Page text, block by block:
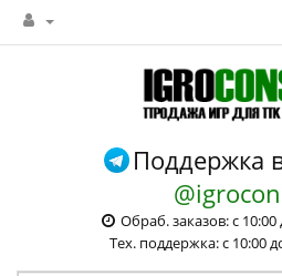
Поддержка
Обраб. заказов: с 10:00
Тех. поддержка: с 10:00